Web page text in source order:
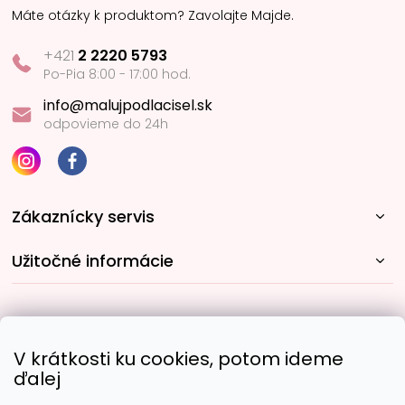
V krátkosti ku cookies, potom ideme
ďalej
Máte otázky k produktom? Zavolajte Majde.
+421 2 2220 5793
Po-Pia 8:00 - 17:00 hod.
info@malujpodlacisel.sk
odpovieme do 24h
Zákaznícky servis
Užitočné informácie